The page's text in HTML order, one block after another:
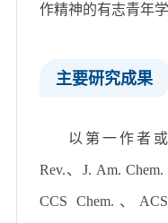
作精神的有志青年
主要研究成果
以第一作者
Rev.、J. Am. Chem.
CCS Chem. 、